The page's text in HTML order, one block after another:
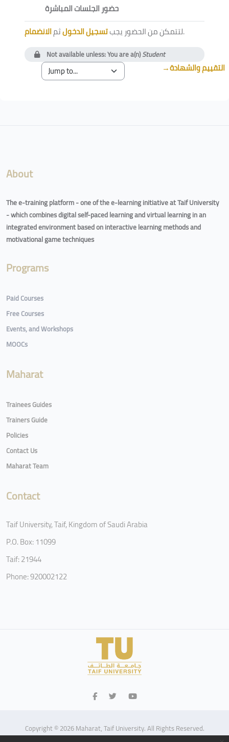
حضور الجلسات المباشرةExternal tool
لتتمكن من الحضور يجبتسجيل الدخولثمالانضمام .
Not available unless: You are a(n)Student
→التقييم والشهادة
About
The e-training platform - one of the e-learning initiative at Taif University
- which combines digital self-paced learning and virtual learning in an
integrated environment based on interactive learning methods and
motivational game techniques
Programs
Paid Courses
Free Courses
Events, and Workshops
MOOCs
Maharat
Trainees Guides
Trainers Guide
Policies
Contact Us
Maharat Team
Contact
Taif University, Taif, Kingdom of Saudi Arabia
P.O. Box: 11099
Taif: 21944
Phone: 920002122
Copyright © 2026 Maharat, Taif University. All Rights Reserved.